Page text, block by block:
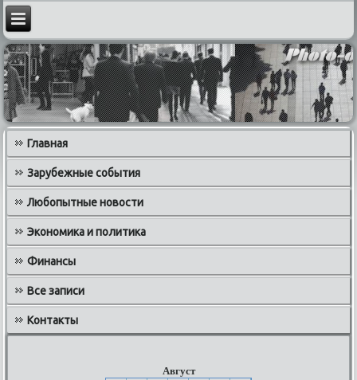
Главная
Зарубежные события
Любопытные новости
Экономика и политика
Финансы
Все записи
Контакты
Август